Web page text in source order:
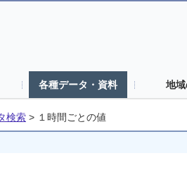
各種データ・資料 地
検索 > １時間ごとの値